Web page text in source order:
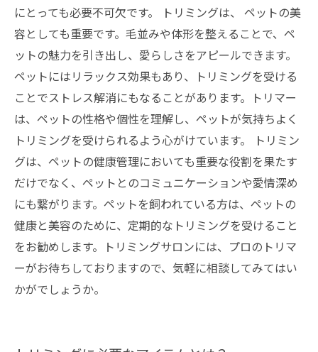
にとっても必要不可欠です。 トリミングは、 ペットの美
容としても重要です。毛並みや体形を整えることで、ペ
ットの魅力を引き出し、愛らしさをアピールできます。
ペットにはリラックス効果もあり、トリミングを受ける
ことでストレス解消にもなることがあります。トリマー
は、ペットの性格や個性を理解し、ペットが気持ちよく
トリミングを受けられるよう心がけています。 トリミン
グは、ペットの健康管理においても重要な役割を果たす
だけでなく、ペットとのコミュニケーションや愛情深め
にも繋がります。ペットを飼われている方は、ペットの
健康と美容のために、定期的なトリミングを受けること
をお勧めします。トリミングサロンには、プロのトリマ
ーがお待ちしておりますので、気軽に相談してみてはい
かがでしょうか。